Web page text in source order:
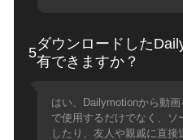
5
ダウンロードした
有できますか？
はい、Dailymotionから動
で使用するだけでなく、
したり、友人や親戚に直接